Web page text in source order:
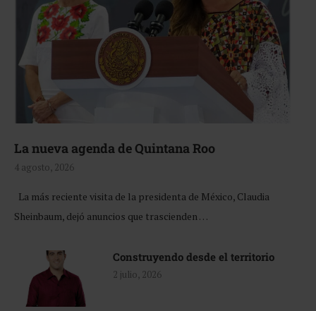
La nueva agenda de Quintana Roo
4 agosto, 2026
La más reciente visita de la presidenta de México, Claudia
Sheinbaum, dejó anuncios que trascienden …
Construyendo desde el territorio
2 julio, 2026